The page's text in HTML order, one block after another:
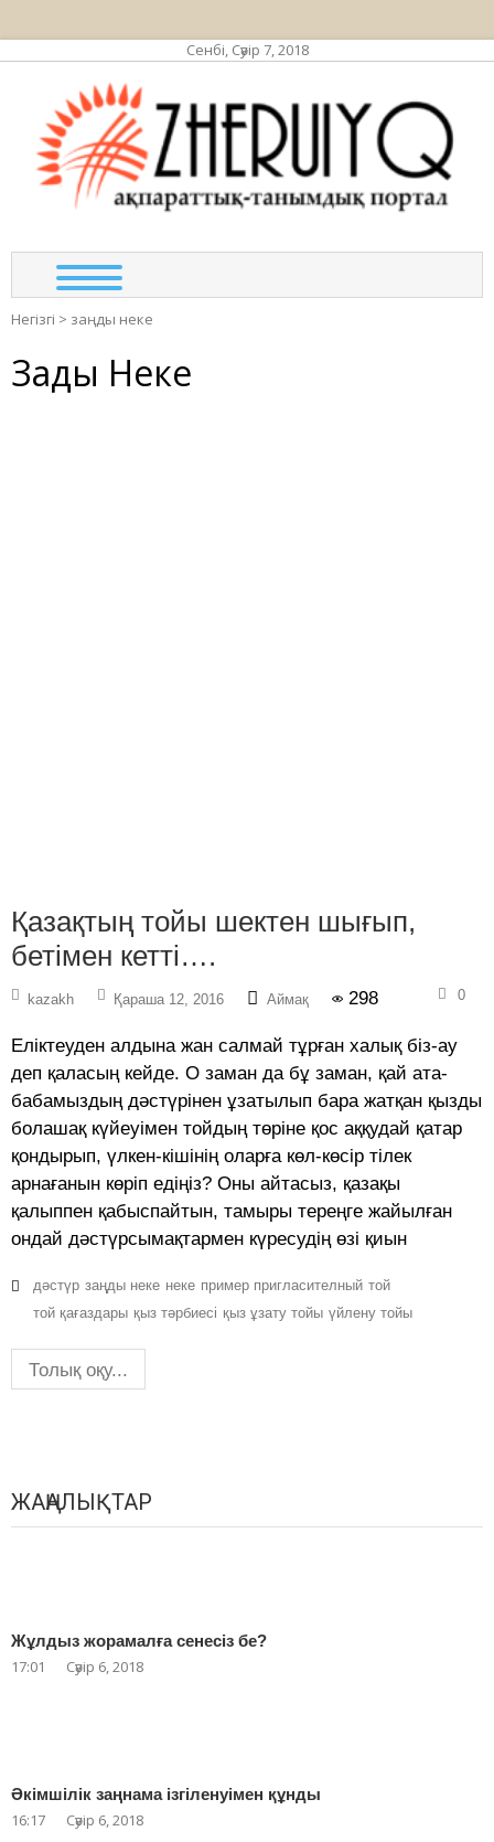
Сенбі, Сәуір 7, 2018
Негізгі > заңды неке
Заңды Неке
Қазақтың тойы шектен шығып,
бетімен кетті….
kazakh Қараша 12, 2016 Аймақ 298 0
Еліктеуден алдына жан салмай тұрған халық біз-ау
деп қаласың кейде. О заман да бұ заман, қай ата-
бабамыздың дәстүрінен ұзатылып бара жатқан қызды
болашақ күйеуімен тойдың төріне қос аққудай қатар
қондырып, үлкен-кішінің оларға көл-көсір тілек
арнағанын көріп едіңіз? Оны айтасыз, қазақы
қалыппен қабыспайтын, тамыры тереңге жайылған
ондай дәстүрсымақтармен күресудің өзі қиын
дәстүр заңды неке неке пример пригласителный той
той қағаздары қыз тәрбиесі қыз ұзату тойы үйлену тойы
Толық оқу...
ЖАҢАЛЫҚТАР
Жұлдыз жорамалға сенесіз бе?
17:01 Сәуір 6, 2018
Әкімшілік заңнама ізгіленуімен құнды
16:17 Сәуір 6, 2018